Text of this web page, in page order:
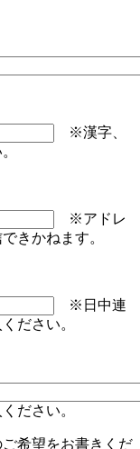
※漢字、
※アドレ
きかねます。
※日中連
ださい。
ださい。
希望をお書きくだ